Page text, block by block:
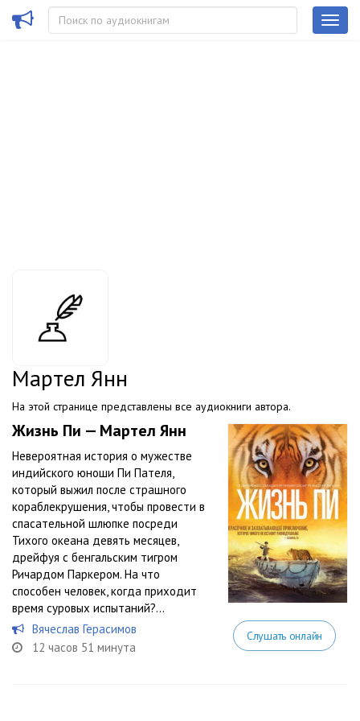
Мартел Янн
На этой странице представлены все аудиокниги автора.
Жизнь Пи — Мартел Янн
Невероятная история о мужестве
индийского юноши Пи Пателя,
который выжил после страшного
кораблекрушения, чтобы провести в
спасательной шлюпке посреди
Тихого океана девять месяцев,
дрейфуя с бенгальским тигром
Ричардом Паркером. На что
способен человек, когда приходит
время суровых испытаний?...
Вячеслав Герасимов
12 часов 51 минута
Слушать онлайн